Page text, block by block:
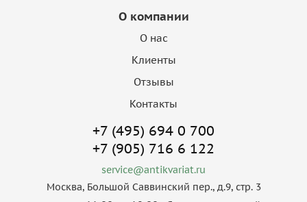
О компании
О нас
Клиенты
Отзывы
Контакты
+7 (495) 694 0 700
+7 (905) 716 6 122
service@antikvariat.ru
Москва, Большой Саввинский пер., д.9, стр. 3